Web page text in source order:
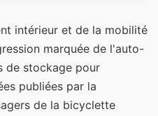
intérieur et de la mobilité
marquée de l'auto-
de stockage pour
publiées par la
de la bicyclette